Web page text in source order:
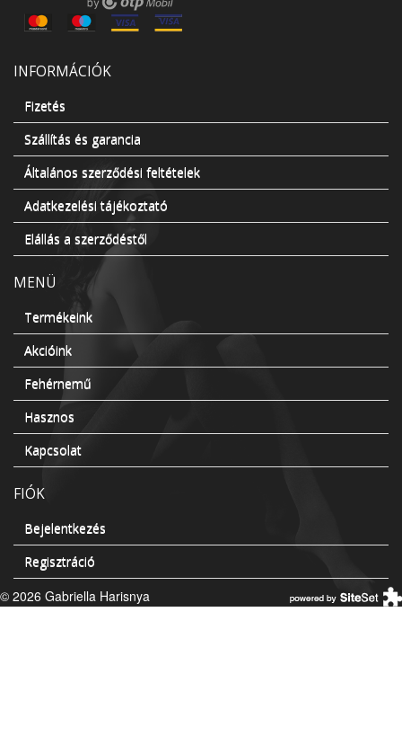
INFORMÁCIÓK
Fizetés
Szállítás és garancia
Általános szerződési feltételek
Adatkezelési tájékoztató
Elállás a szerződéstől
MENÜ
Termékeink
Akcióink
Fehérnemű
Hasznos
Kapcsolat
FIÓK
Bejelentkezés
Regisztráció
© 2026 Gabriella Harisnya